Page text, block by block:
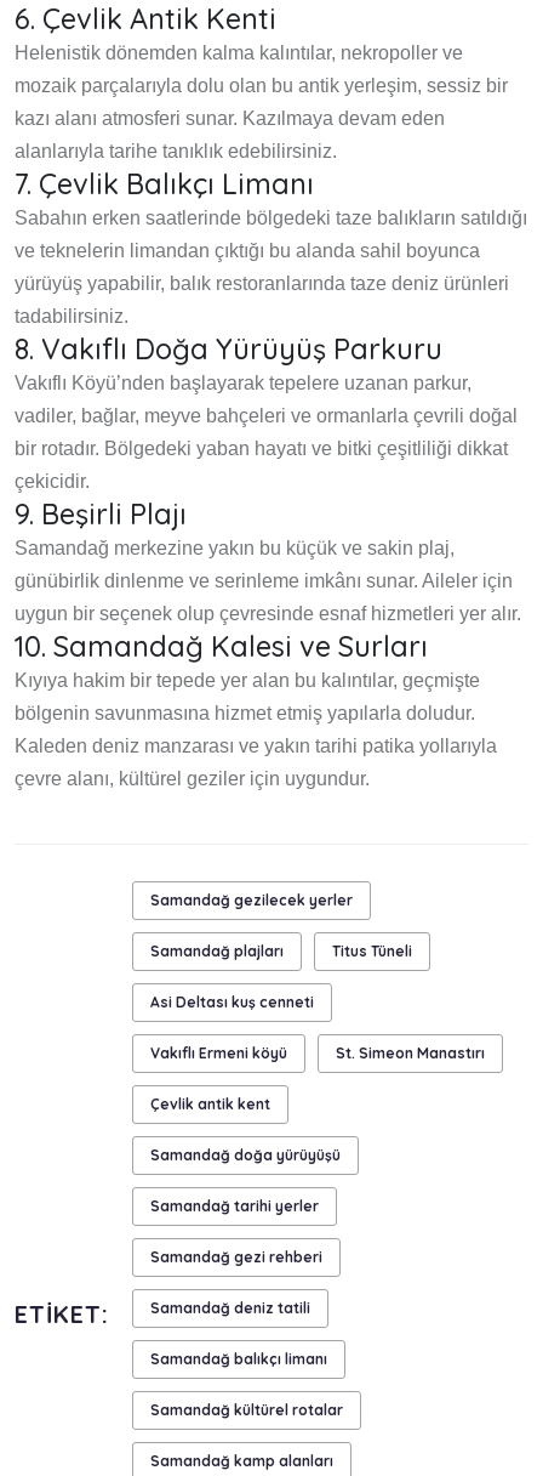
6. Çevlik Antik Kenti
Helenistik dönemden kalma kalıntılar, nekropoller ve
mozaik parçalarıyla dolu olan bu antik yerleşim, sessiz bir
kazı alanı atmosferi sunar. Kazılmaya devam eden
alanlarıyla tarihe tanıklık edebilirsiniz.
7. Çevlik Balıkçı Limanı
Sabahın erken saatlerinde bölgedeki taze balıkların satıldığı
ve teknelerin limandan çıktığı bu alanda sahil boyunca
yürüyüş yapabilir, balık restoranlarında taze deniz ürünleri
tadabilirsiniz.
8. Vakıflı Doğa Yürüyüş Parkuru
Vakıflı Köyü’nden başlayarak tepelere uzanan parkur,
vadiler, bağlar, meyve bahçeleri ve ormanlarla çevrili doğal
bir rotadır. Bölgedeki yaban hayatı ve bitki çeşitliliği dikkat
çekicidir.
9. Beşirli Plajı
Samandağ merkezine yakın bu küçük ve sakin plaj,
günübirlik dinlenme ve serinleme imkânı sunar. Aileler için
uygun bir seçenek olup çevresinde esnaf hizmetleri yer alır.
10. Samandağ Kalesi ve Surları
Kıyıya hakim bir tepede yer alan bu kalıntılar, geçmişte
bölgenin savunmasına hizmet etmiş yapılarla doludur.
Kaleden deniz manzarası ve yakın tarihi patika yollarıyla
çevre alanı, kültürel geziler için uygundur.
ETIKET:
Samandağ gezilecek yerler
Samandağ plajları Titus Tüneli
Asi Deltası kuş cenneti
Vakıflı Ermeni köyü St. Simeon Manastırı
Çevlik antik kent
Samandağ doğa yürüyüşü
Samandağ tarihi yerler
Samandağ gezi rehberi
Samandağ deniz tatili
Samandağ balıkçı limanı
Samandağ kültürel rotalar
Samandağ kamp alanları